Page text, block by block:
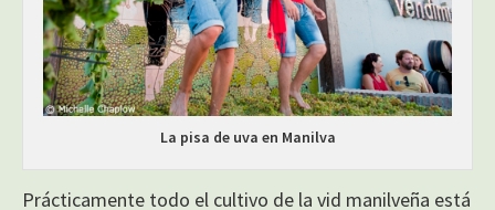
La pisa de uva en Manilva
Prácticamente todo el cultivo de la vid manilveña está